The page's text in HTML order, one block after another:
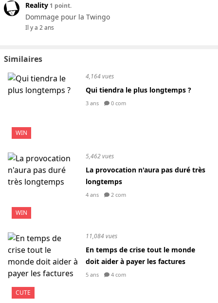
Reality 1 point.
Dommage pour la Twingo
Il y a 2 ans
Similaires
WIN
4,164 vues
Qui tiendra le plus longtemps ?
3 ans 0 com
WIN
5,462 vues
La provocation n'aura pas duré très
longtemps
4 ans 2 com
CUTE
11,084 vues
En temps de crise tout le monde
doit aider à payer les factures
5 ans 4 com